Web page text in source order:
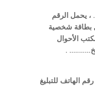
يحمل الرقم
شخصية
الأحوال
.
للتبليغ